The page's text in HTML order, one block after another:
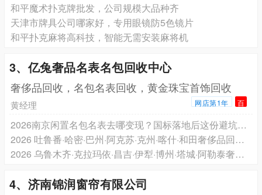
和平魔术扑克牌批发，公司规模大品种齐
天津市牌具公司哪家好，专用眼镜防5色镜片
和平扑克麻将高科技，智能无需安装麻将机
3、亿兔奢品名表名包回收中心
奢侈品回收，名包名表回收，黄金珠宝首饰回收
黄经理 网店第1年 百
2026南京闲置名包名表去哪变现？国标落地后这份避坑指南请收好
2026 吐鲁番·哈密·巴州·阿克苏·克州·喀什·和田奢侈品回收指南：南疆东疆国标落地后的合规渠道参考
2026 乌鲁木齐·克拉玛依·昌吉·伊犁·博州·塔城·阿勒泰奢侈品回收指南：北疆国标落地后的合规渠道参考
4、济南锦润窗帘有限公司